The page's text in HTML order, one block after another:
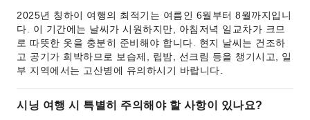
2025년 칭하이 여행의 최적기는 여름인 6월부터 8월까지입니
다. 이 기간에는 날씨가 시원하지만, 아침저녁 일교차가 크므
로 따뜻한 옷을 충분히 준비해야 합니다. 현지 날씨는 건조하
고 공기가 희박하므로 보습제, 립밤, 선크림 등을 챙기시고, 일
부 지역에서는 고산병에 유의하시기 바랍니다.
시닝 여행 시 특별히 주의해야 할 사항이 있나요?